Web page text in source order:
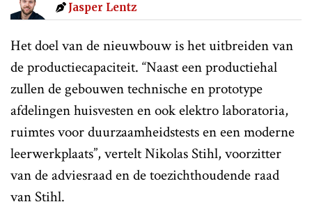
Jasper Lentz
Het doel van de nieuwbouw is het uitbreiden van
de productiecapaciteit. “Naast een productiehal
zullen de gebouwen technische en prototype
afdelingen huisvesten en ook elektro laboratoria,
ruimtes voor duurzaamheidstests en een moderne
leerwerkplaats”, vertelt Nikolas Stihl, voorzitter
van de adviesraad en de toezichthoudende raad
van Stihl.